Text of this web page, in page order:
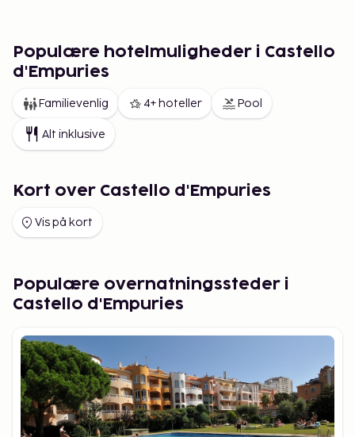
Populære hotelmuligheder i Castello
d'Empuries
Familievenlig 4+ hoteller Pool
Alt inklusive
Kort over Castello d'Empuries
Vis på kort
Populære overnatningssteder i
Castello d'Empuries